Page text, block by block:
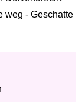
weg - Geschatte